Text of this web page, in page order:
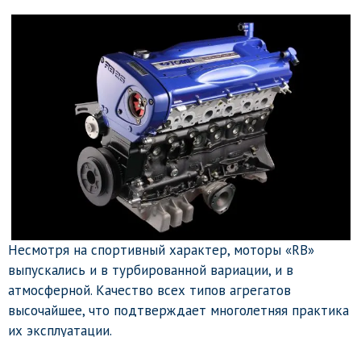
Несмотря на спортивный характер, моторы «RB»
выпускались и в турбированной вариации, и в
атмосферной. Качество всех типов агрегатов
высочайшее, что подтверждает многолетняя практика
их эксплуатации.